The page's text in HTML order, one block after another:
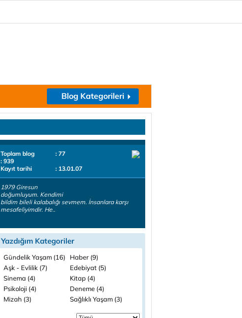
Blog Kategorileri
Toplam blog
: 77
: 939
Kayıt tarihi
: 13.01.07
1979 Giresun
doğumluyum. Kendimi
bildim bileli kalabalığı sevmem. İnsanlara karşı
mesafeliyimdir. He..
Yazdığım Kategoriler
Gündelik Yaşam (16)
Haber (9)
Aşk - Evlilik (7)
Edebiyat (5)
Sinema (4)
Kitap (4)
Psikoloji (4)
Deneme (4)
Mizah (3)
Sağlıklı Yaşam (3)